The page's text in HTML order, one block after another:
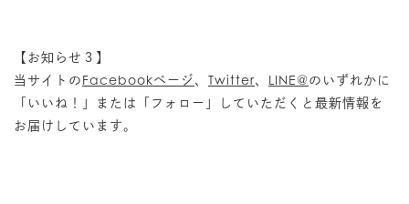
【お知らせ３】
当サイトのFacebookページ、 Twitter、 LINE@のいずれかに
「いいね！」または「フォロー」していただくと最新情報を
お届けしています。